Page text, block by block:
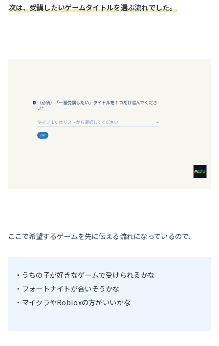
次は、受講したいゲームタイトルを選ぶ流れでした。
ここで希望するゲームを先に伝える流れになっているので、
・うちの子が好きなゲームで受けられるかな
・フォートナイトが合いそうかな
・マイクラやRobloxの方がいいかな